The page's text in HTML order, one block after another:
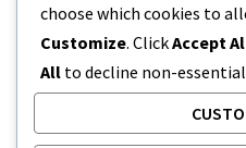
choose which cookies to
Customize. ClickAccept
All to decline non-